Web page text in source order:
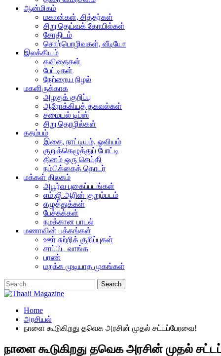
ஆன்மிகம்
மகான்கள், சித்தர்கள்
சிறு தெய்வக் கோயில்கள்
சோதிடம்
சொற்பொழிவுகள், வீடியோ
இலக்கியம்
கவிதைகள்
பேட்டிகள்
நேற்றைய நிழல்
மகளிருக்காக
அழகுக் குறிப்பு
ஆரோக்கியத் தகவல்கள்
சமையல் டிப்ஸ்
சிறு தொழில்கள்
கதம்பம்
இசை, நாட்டியம், ஓவியம்
குறுக்கெழுத்துப் போட்டி
தினம் ஒரு செய்தி
நம்பிக்கைத் தொடர்
மக்கள் திலகம்
அபூர்வ புகைப்படங்கள்
எம்.ஜி.ஆரின் குறும்படம்
எழுத்துக்கள்
பேச்சுக்கள்
நமக்கான பாடல்
மணாவின் பக்கங்கள்
ஊர் சுற்றிக் குறிப்புகள்
சாப்பிட வாங்க
பரண்
மறக்க முடியாத முகங்கள்
Home
அரசியல்
நாளை கூடுகிறது தவெக அரசின் முதல் சட்டப்பேரவை!
நாளை கூடுகிறது தவெக அரசின் முதல்